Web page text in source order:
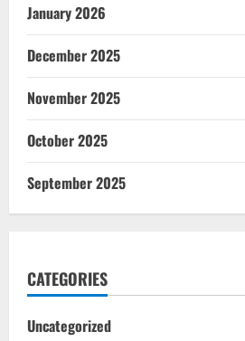
January 2026
December 2025
November 2025
October 2025
September 2025
CATEGORIES
Uncategorized